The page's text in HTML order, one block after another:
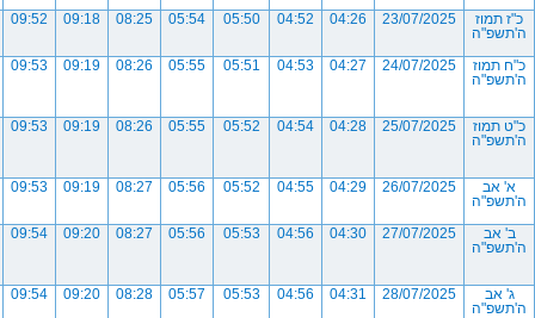
כ"ז תמוז
ה'תשפ"ה
23/07/2025
04:26
04:52
05:50
05:54
08:25
09:18
09:52
כ"ח תמוז
ה'תשפ"ה
24/07/2025
04:27
04:53
05:51
05:55
08:26
09:19
09:53
כ"ט תמוז
ה'תשפ"ה
25/07/2025
04:28
04:54
05:52
05:55
08:26
09:19
09:53
א' אב
ה'תשפ"ה
26/07/2025
04:29
04:55
05:52
05:56
08:27
09:19
09:53
ב' אב
ה'תשפ"ה
27/07/2025
04:30
04:56
05:53
05:56
08:27
09:20
09:54
ג' אב
ה'תשפ"ה
28/07/2025
04:31
04:56
05:53
05:57
08:28
09:20
09:54